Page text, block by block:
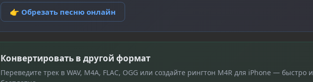
👉 Обрезать песню онлайн
Конвертировать в другой формат
Переведите трек в WAV, M4A, FLAC, OGG или создайте рингтон M4R для iPhone — быстро и